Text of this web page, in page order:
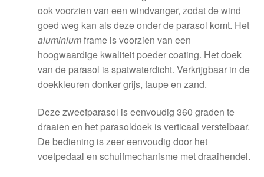
ook voorzien van een windvanger, zodat de wind
goed weg kan als deze onder de parasol komt. Het
aluminiumframe is voorzien van een
hoogwaardige kwaliteit poeder coating. Het doek
van de parasol is spatwaterdicht. Verkrijgbaar in de
doekkleuren donker grijs, taupe en zand.
Deze zweefparasol is eenvoudig 360 graden te
draaien en het parasoldoek is verticaal verstelbaar.
De bediening is zeer eenvoudig door het
voetpedaal en schuifmechanisme met draaihendel.